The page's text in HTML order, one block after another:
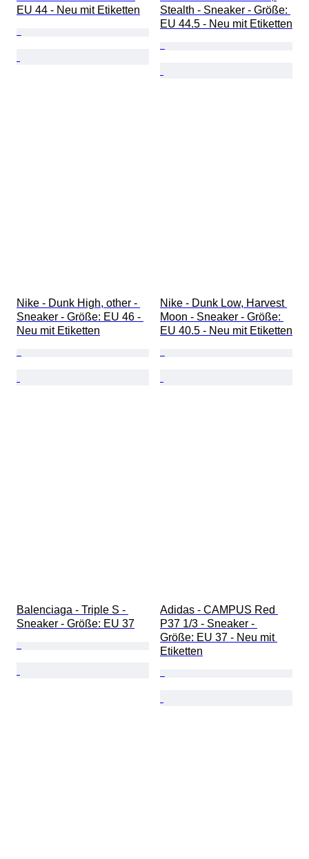
EU 44 - Neu mit Etiketten
Stealth - Sneaker - Größe:
EU 44.5 - Neu mit Etiketten
Nike - Dunk High, other -
Sneaker - Größe: EU 46 -
Neu mit Etiketten
Nike - Dunk Low, Harvest
Moon - Sneaker - Größe:
EU 40.5 - Neu mit Etiketten
Balenciaga - Triple S -
Sneaker - Größe: EU 37
Adidas - CAMPUS Red
P37 1/3 - Sneaker -
Größe: EU 37 - Neu mit
Etiketten